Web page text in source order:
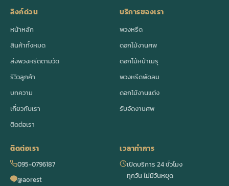
ลิงก์ด่วน
หน้าหลัก
สินค้าทั้งหมด
ส่งพวงหรีดตามวัด
รีวิวลูกค้า
บทความ
เกี่ยวกับเรา
ติดต่อเรา
บริการของเรา
พวงหรีด
ดอกไม้งานศพ
ดอกไม้หน้าเมรุ
พวงหรีดพัดลม
ดอกไม้งานแต่ง
รับจัดงานศพ
ติดต่อเรา
095-0796187
@aorest
เวลาทำการ
เปิดบริการ 24 ชั่วโมง
ทุกวัน ไม่มีวันหยุด